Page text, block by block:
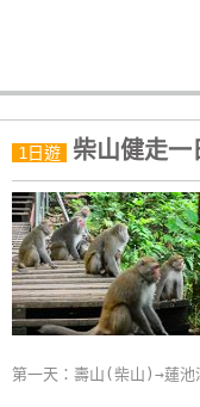
帶
你
玩
玩
樂
圖
1日遊 柴山健走一
第一天：壽山(柴山)→蓮池